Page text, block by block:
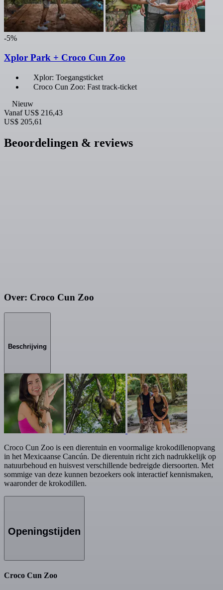
-5%
Xplor Park + Croco Cun Zoo
Xplor: Toegangsticket
Croco Cun Zoo: Fast track-ticket
Nieuw
Vanaf US$ 216,43
US$ 205,61
Beoordelingen & reviews
Over: Croco Cun Zoo
Beschrijving
Croco Cun Zoo is een dierentuin en voormalige krokodillenopvang
in het Mexicaanse Cancún. De dierentuin richt zich nadrukkelijk op
natuurbehoud en huisvest verschillende bedreigde diersoorten. Met
sommige van deze kunnen bezoekers ook interactief kennismaken,
waaronder de krokodillen.
Openingstijden
Croco Cun Zoo